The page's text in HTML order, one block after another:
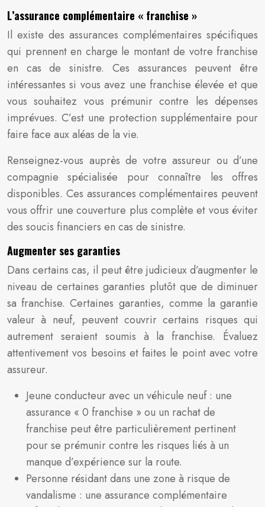
L’assurance complémentaire « franchise »
Il existe des assurances complémentaires spécifiques
qui prennent en charge le montant de votre franchise
en cas de sinistre. Ces assurances peuvent être
intéressantes si vous avez une franchise élevée et que
vous souhaitez vous prémunir contre les dépenses
imprévues. C’est une protection supplémentaire pour
faire face aux aléas de la vie.
Renseignez-vous auprès de votre assureur ou d’une
compagnie spécialisée pour connaître les offres
disponibles. Ces assurances complémentaires peuvent
vous offrir une couverture plus complète et vous éviter
des soucis financiers en cas de sinistre.
Augmenter ses garanties
Dans certains cas, il peut être judicieux d’augmenter le
niveau de certaines garanties plutôt que de diminuer
sa franchise. Certaines garanties, comme la garantie
valeur à neuf, peuvent couvrir certains risques qui
autrement seraient soumis à la franchise. Évaluez
attentivement vos besoins et faites le point avec votre
assureur.
Jeune conducteur avec un véhicule neuf : une
assurance « 0 franchise » ou un rachat de
franchise peut être particulièrement pertinent
pour se prémunir contre les risques liés à un
manque d’expérience sur la route.
Personne résidant dans une zone à risque de
vandalisme : une assurance complémentaire